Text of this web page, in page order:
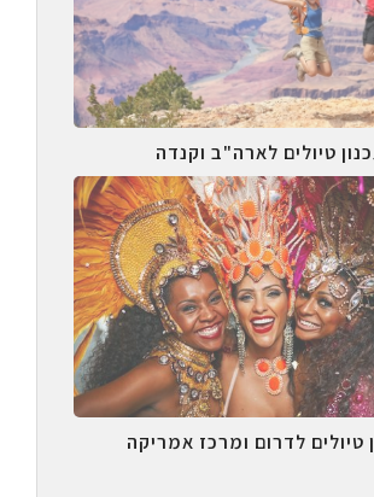
טיולים לארה"ב וקנדה
טיולים לדרום ומרכז אמריקה